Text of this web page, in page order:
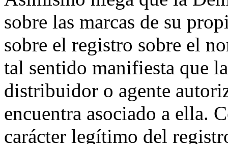
sobre las marcas de su
sobre el registro sobre el
tal sentido manifiesta que
distribuidor o agente
encuentra asociado a ella.
carácter legítimo del